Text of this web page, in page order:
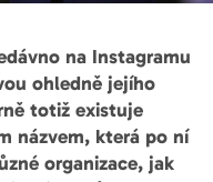
na Instagramu
ohledně jejího
totiž existuje
názvem, která po ní
organizace, jak